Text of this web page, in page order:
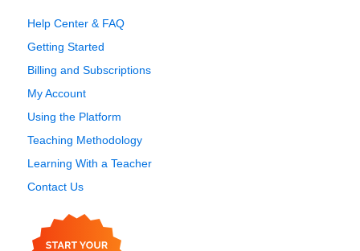
Help Center & FAQ
Getting Started
Billing and Subscriptions
My Account
Using the Platform
Teaching Methodology
Learning With a Teacher
Contact Us